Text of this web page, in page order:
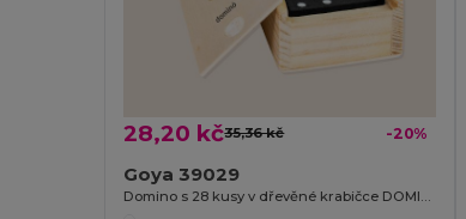
28,20 kč35,36 kč -20%
Goya 39029
Domino s 28 kusy v dřevěné krabičce DOMINO